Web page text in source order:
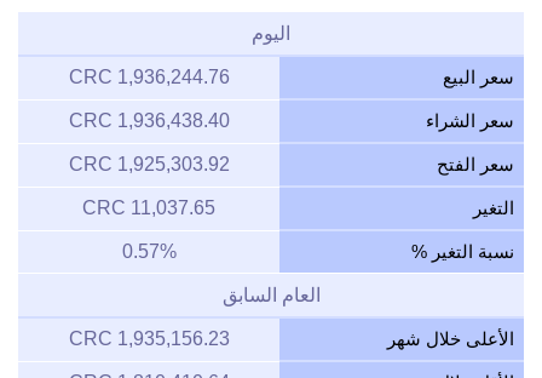
اليوم
سعر البيع 1,936,244.76 CRC
سعر الشراء 1,936,438.40 CRC
سعر الفتح 1,925,303.92 CRC
التغير 11,037.65 CRC
نسبة التغير % 0.57%
العام السابق
الأعلى خلال شهر 1,935,156.23 CRC